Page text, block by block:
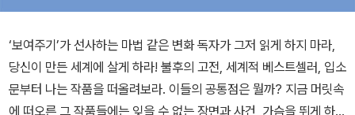
‘보여주기’가 선사하는 마법 같은 변화 독자가 그저 읽게 하지 마라,
당신이 만든 세계에 살게 하라! 불후의 고전, 세계적 베스트셀러, 입소
문부터 나는 작품을 떠올려보라. 이들의 공통점은 뭘까? 지금 머릿속
에 떠오른 그 작품들에는 잊을 수 없는 장면과 사건, 가슴을 뛰게 하는